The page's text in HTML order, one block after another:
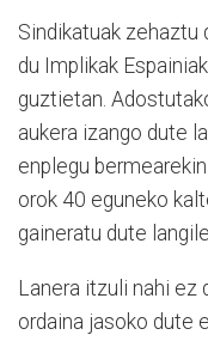
Sindikatuak zehaztu
du Implikak
guztietan.
aukera izango dute
enplegu
orok 40 eguneko
gaineratu dute
Lanera itzuli nahi ez
ordaina jasoko dute